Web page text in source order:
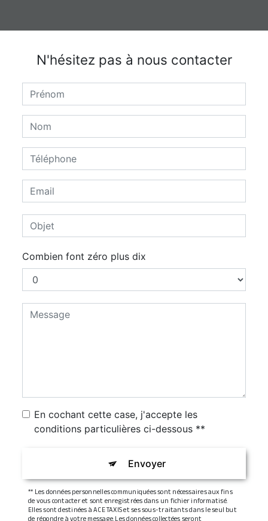
N'hésitez pas à nous contacter
Combien font zéro plus dix
En cochant cette case, j'accepte les
conditions particulières ci-dessous **
Envoyer
** Les données personnelles communiquées sont nécessaires aux fins
de vous contacter et sont enregistrées dans un fichier informatisé.
Elles sont destinées à ACE TAXIS et ses sous-traitants dans le seul but